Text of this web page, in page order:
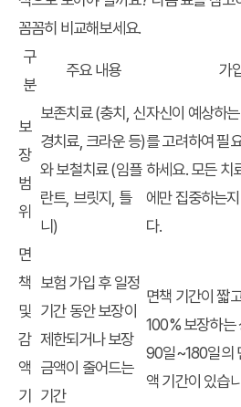
꼼꼼히 비교해보세요.
구
분
주요 내용 가
보
장
범
위
보존치료 (충치, 신
경치료, 크라운 등)
와 보철치료 (임플
란트, 브릿지, 틀
니)
자신이 예상하
를 고려하여 필
하세요. 모든 치
에만 집중하는
다.
면
책
및
감
액
기
보험 가입 후 일정
기간 동안 보장이
제한되거나 보장
금액이 줄어드는
기간
면책 기간이 짧
100% 보장하는
90일~180일의
액 기간이 있습